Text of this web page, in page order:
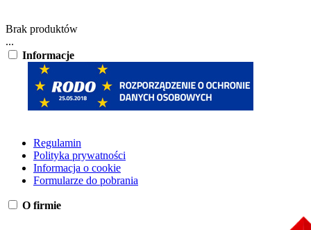
Brak produktów
...
Informacje
Regulamin
Polityka prywatności
Informacja o cookie
Formularze do pobrania
O firmie